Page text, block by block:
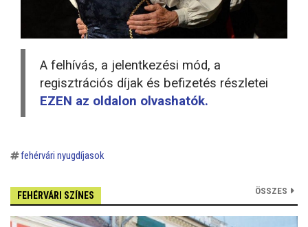
A felhívás, a jelentkezési mód, a
regisztrációs díjak és befizetés részletei
EZEN az oldalon olvashatók.
fehérvári nyugdíjasok
FEHÉRVÁRI SZÍNES ÖSSZES